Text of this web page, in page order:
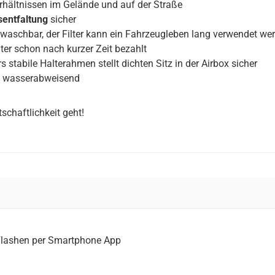
im Gelände und auf der Straße
sicher
der Filter kann ein Fahrzeugleben lang verwendet
schon nach kurzer Zeit bezahlt
stabile Halterahmen stellt dichten Sitz in der Airbox sicher
geht!